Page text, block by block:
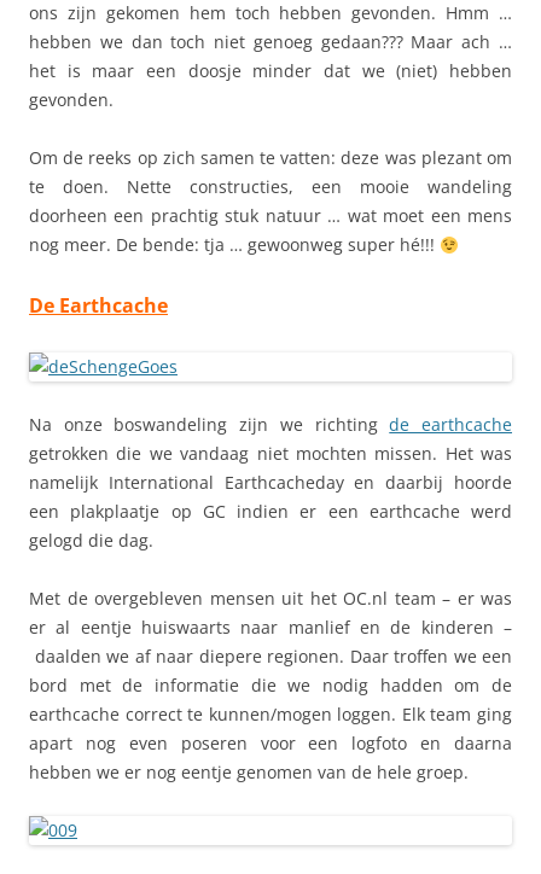
ons zijn gekomen hem toch hebben gevonden. Hmm …
hebben we dan toch niet genoeg gedaan??? Maar ach …
het is maar een doosje minder dat we (niet) hebben
gevonden.
Om de reeks op zich samen te vatten: deze was plezant om
te doen. Nette constructies, een mooie wandeling
doorheen een prachtig stuk natuur … wat moet een mens
nog meer. De bende: tja … gewoonweg super hé!!!
De Earthcache
Na onze boswandeling zijn we richtingde earthcache
getrokken die we vandaag niet mochten missen. Het was
namelijk International Earthcacheday en daarbij hoorde
een plakplaatje op GC indien er een earthcache werd
gelogd die dag.
Met de overgebleven mensen uit het OC.nl team – er was
er al eentje huiswaarts naar manlief en de kinderen –
daalden we af naar diepere regionen. Daar troffen we een
bord met de informatie die we nodig hadden om de
earthcache correct te kunnen/mogen loggen. Elk team ging
apart nog even poseren voor een logfoto en daarna
hebben we er nog eentje genomen van de hele groep.